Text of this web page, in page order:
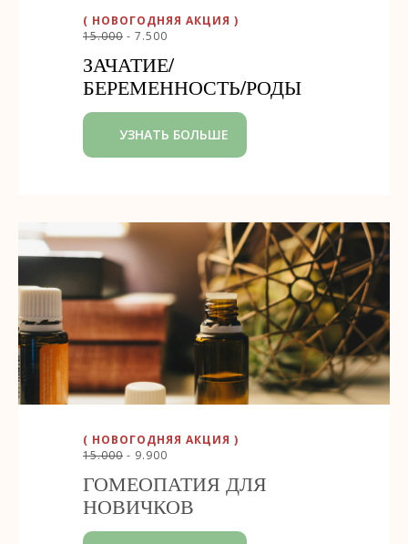
( НОВОГОДНЯЯ АКЦИЯ )
15.000 - 7.500
ЗАЧАТИЕ/
БЕРЕМЕННОСТЬ/РОДЫ
УЗНАТЬ БОЛЬШЕ
( НОВОГОДНЯЯ АКЦИЯ )
15.000 - 9.900
ГОМЕОПАТИЯ ДЛЯ
НОВИЧКОВ